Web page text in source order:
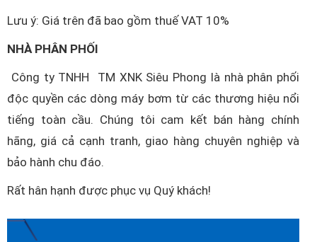
Lưu ý: Giá trên đã bao gồm thuế VAT 10%
NHÀ PHÂN PHỐI
Công ty TNHH TM XNK Siêu Phong là nhà phân phối
độc quyền các dòng máy bơm từ các thương hiệu nổi
tiếng toàn cầu. Chúng tôi cam kết bán hàng chính
hãng, giá cả cạnh tranh, giao hàng chuyên nghiệp và
bảo hành chu đáo.
Rất hân hạnh được phục vụ Quý khách!